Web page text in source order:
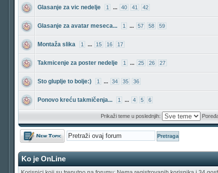
Glasanje za vic nedelje 1 ... 40 41 42
Glasanje za avatar meseca... 1 ... 57 58 59
Montaža slika 1 ... 15 16 17
Takmicenje za poster nedelje 1 ... 25 26 27
Sto gluplje to bolje:) 1 ... 34 35 36
Ponovo kreću takmičenja... 1 ... 4 5 6
Prikaži teme u poslednjih:
Počni novu temu
Ko je OnLine